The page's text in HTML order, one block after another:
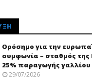
Ορόσημο για την
συμφωνία – σταθμός της
25% παραγωγής γαλλίου
29/07/2026